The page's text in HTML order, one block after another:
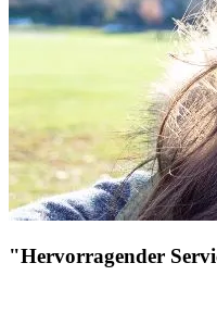
"Hervorragender